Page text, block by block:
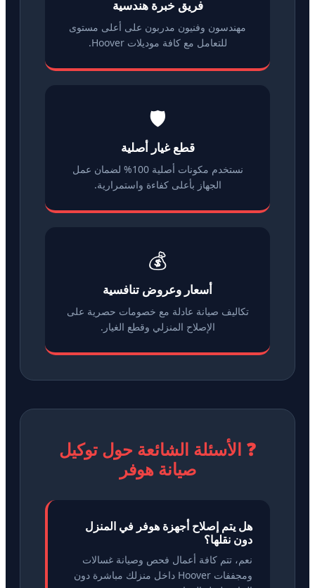
فريق خبرة هندسية
مهندسون وفنيون مدربون على أعلى مستوى
للتعامل مع كافة موديلات Hoover.
🛡️
قطع غيار أصلية
نستخدم مكونات أصلية 100% لضمان عمل
الجهاز بأعلى كفاءة واستمرارية.
💰
أسعار وعروض تنافسية
تكاليف صيانة عادلة مع خصومات حصرية على
الإصلاح المنزلي وقطع الغيار.
❓ الأسئلة الشائعة حول توكيل
صيانة هوفر
هل يتم إصلاح أجهزة هوفر في المنزل
دون نقلها؟
نعم، تتم كافة أعمال فحص وصيانة غسالات
ومجففات Hoover داخل منزلك مباشرة دون